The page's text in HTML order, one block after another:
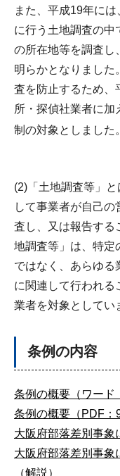
また、平成19年に
に行う土地調査の中
の所在地等を調査し
明らかとなりました
査を防止するため、
所・探偵社業者に加
制の対象としました。
(2)「土地調査等」
して事業者が自己
査し、又は報告する
地調査等」は、特定
ではなく、あらゆる
に関連して行われる
業者を対象としてい
条例の内容
条例の概要（ワード
条例の概要（PDF：
大阪府部落差別事象
大阪府部落差別事象
（解説）